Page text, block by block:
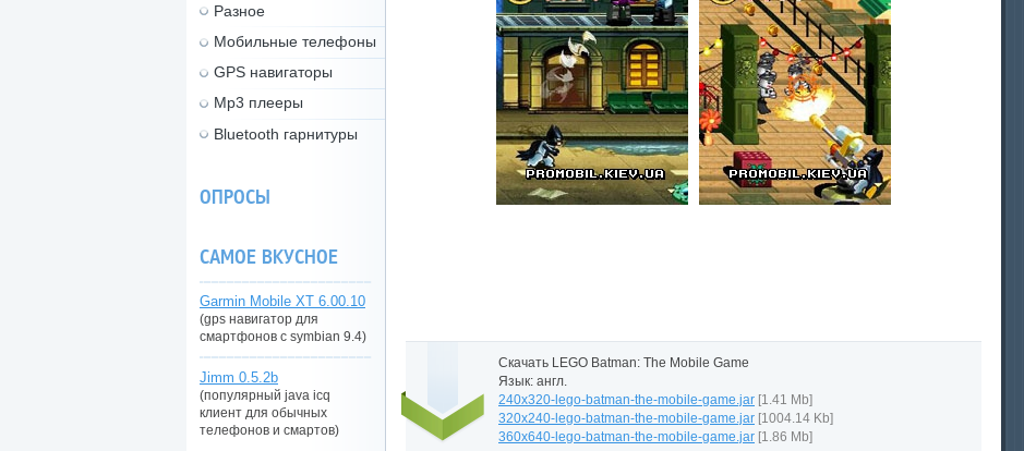
Скачать LEGO Batman: The Mobile Game
Язык: англ.
240x320-lego-batman-the-mobile-game.jar [1.41 Mb]
320x240-lego-batman-the-mobile-game.jar [1004.14 Kb]
360x640-lego-batman-the-mobile-game.jar [1.86 Mb]
Разное
Мобильные телефоны
GPS навигаторы
Mp3 плееры
Bluetooth гарнитуры
ОПРОСЫ
САМОЕ ВКУСНОЕ
Garmin Mobile XT 6.00.10
(gps навигатор для
смартфонов с symbian 9.4)
Jimm 0.5.2b
(популярный java icq
клиент для обычных
телефонов и смартов)